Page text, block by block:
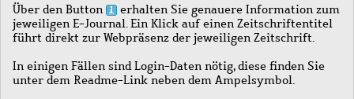
Über den Button
erhalten Sie genauere Information zum
jeweiligen E-Journal. Ein Klick auf einen Zeitschriftentitel
führt direkt zur Webpräsenz der jeweiligen Zeitschrift.
In einigen Fällen sind Login-Daten nötig, diese finden Sie
unter dem Readme-Link neben dem Ampelsymbol.